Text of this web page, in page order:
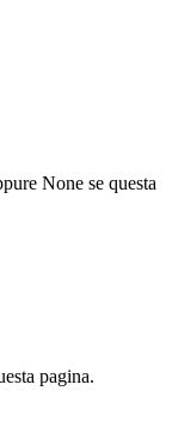
None se questa
pagina.